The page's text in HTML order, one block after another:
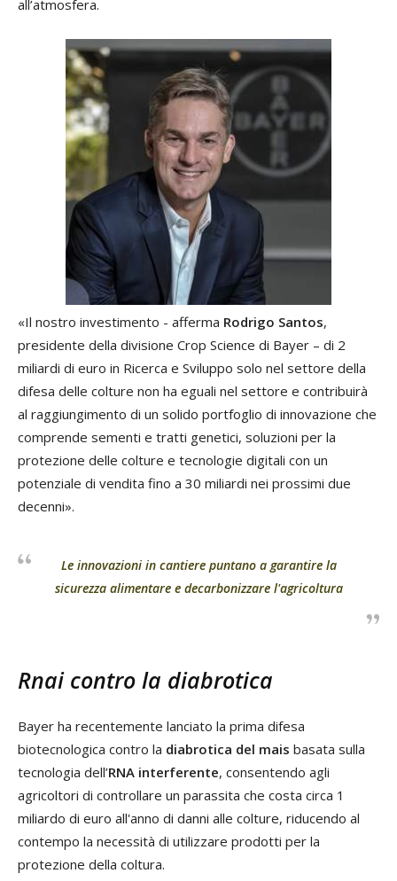
all’atmosfera.
«Il nostro investimento - afferma Rodrigo Santos,
presidente della divisione Crop Science di Bayer – di 2
miliardi di euro in Ricerca e Sviluppo solo nel settore della
difesa delle colture non ha eguali nel settore e contribuirà
al raggiungimento di un solido portfoglio di innovazione che
comprende sementi e tratti genetici, soluzioni per la
protezione delle colture e tecnologie digitali con un
potenziale di vendita fino a 30 miliardi nei prossimi due
decenni».
Le innovazioni in cantiere puntano a garantire la
sicurezza alimentare e decarbonizzare l'agricoltura
Rnai contro la diabrotica
Bayer ha recentemente lanciato la prima difesa
biotecnologica contro la diabrotica del mais basata sulla
tecnologia dell’RNA interferente, consentendo agli
agricoltori di controllare un parassita che costa circa 1
miliardo di euro all'anno di danni alle colture, riducendo al
contempo la necessità di utilizzare prodotti per la
protezione della coltura.